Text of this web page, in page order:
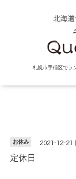
札幌市手稲区で
お休み 2021-12-21
定休日